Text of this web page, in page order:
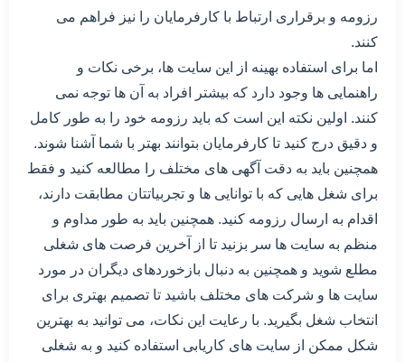
رزومه و برقراری ارتباط با کارفرمایان را نیز فراهم می
کنند.
اما برای استفاده بهینه از این سایت ها، برخی نکات و
راهنمایی ها وجود دارد که بیشتر افراد به آن ها توجه نمی
کنند. اولین نکته این است که باید رزومه خود را به طور کامل
و دقیق درج کنید تا کارفرمایان بتوانند بهتر با شما آشنا شوند.
همچنین باید به دقت آگهی های مختلف را مطالعه کنید و فقط
برای شغل هایی که با توانایی ها و تجربیاتتان مطابقت دارند،
اقدام به ارسال رزومه کنید. همچنین باید به طور مداوم و
منظم به سایت ها سر بزنید تا از آخرین فرصت های شغلی
مطلع شوید و همچنین به دنبال بازخوردهای دیگران در مورد
سایت ها و شرکت های مختلف باشید تا تصمیم بهتری برای
انتخاب شغل بگیرید. با رعایت این نکات، می توانید به بهترین
شکل ممکن از سایت های کاریابی استفاده کنید و به شغلی